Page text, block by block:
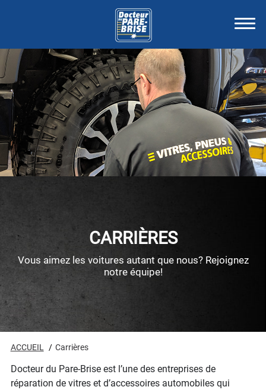
CARRIÈRES
Vous aimez les voitures autant que nous? Rejoignez
notre équipe!
ACCUEIL Carrières
Docteur du Pare-Brise est l’une des entreprises de
réparation de vitres et d’accessoires automobiles qui